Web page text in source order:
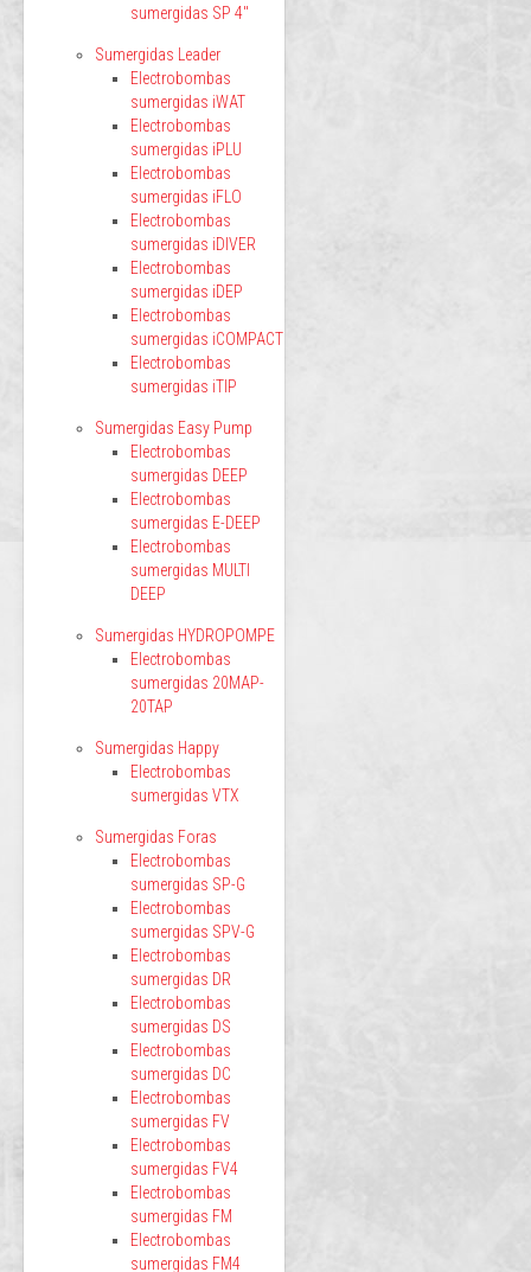
sumergidas SP 4"
Sumergidas Leader
Electrobombas
sumergidas iWAT
Electrobombas
sumergidas iPLU
Electrobombas
sumergidas iFLO
Electrobombas
sumergidas iDIVER
Electrobombas
sumergidas iDEP
Electrobombas
sumergidas iCOMPACT
Electrobombas
sumergidas iTIP
Sumergidas Easy Pump
Electrobombas
sumergidas DEEP
Electrobombas
sumergidas E-DEEP
Electrobombas
sumergidas MULTI
DEEP
Sumergidas HYDROPOMPE
Electrobombas
sumergidas 20MAP-
20TAP
Sumergidas Happy
Electrobombas
sumergidas VTX
Sumergidas Foras
Electrobombas
sumergidas SP-G
Electrobombas
sumergidas SPV-G
Electrobombas
sumergidas DR
Electrobombas
sumergidas DS
Electrobombas
sumergidas DC
Electrobombas
sumergidas FV
Electrobombas
sumergidas FV4
Electrobombas
sumergidas FM
Electrobombas
sumergidas FM4